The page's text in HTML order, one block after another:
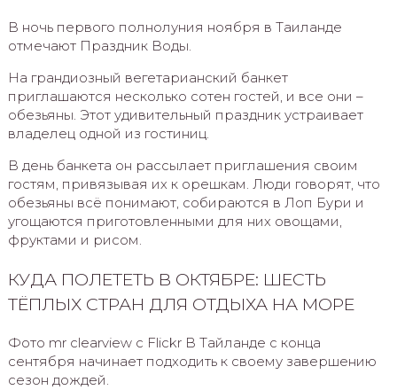
В ночь первого полнолуния ноября в Таиланде
отмечают Праздник Воды.
На грандиозный вегетарианский банкет
приглашаются несколько сотен гостей, и все они –
обезьяны. Этот удивительный праздник устраивает
владелец одной из гостиниц.
В день банкета он рассылает приглашения своим
гостям, привязывая их к орешкам. Люди говорят, что
обезьяны всё понимают, собираются в Лоп Бури и
угощаются приготовленными для них овощами,
фруктами и рисом.
КУДА ПОЛЕТЕТЬ В ОКТЯБРЕ: ШЕСТЬ
ТЁПЛЫХ СТРАН ДЛЯ ОТДЫХА НА МОРЕ
Фото mr clearview с Flickr В Тайланде с конца
сентября начинает подходить к своему завершению
сезон дождей.